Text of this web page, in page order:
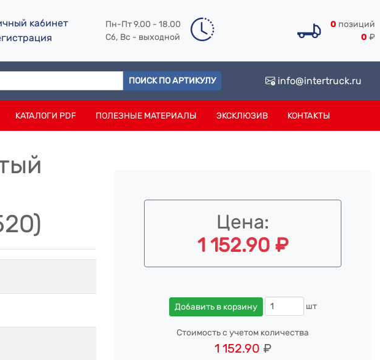
кабинет
Пн-Пт 9.00 - 18.00
Сб, Вс - выходной
0 позиций
0 ₽
ПОИСК ПО АРТИКУЛУ info@intertruck.ru
КАТАЛОГИ PDF ПОЛЕЗНЫЕ МАТЕРИАЛЫ ЭКСКЛЮЗИВ КОНТАКТЫ
Цена:
1 152.90 ₽
Добавить в корзину шт
Стоимость с учетом количества
1 152.90 ₽